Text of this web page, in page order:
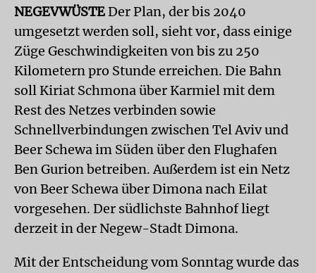
NEGEVWÜSTEDer Plan, der bis 2040
umgesetzt werden soll, sieht vor, dass einige
Züge Geschwindigkeiten von bis zu 250
Kilometern pro Stunde erreichen. Die Bahn
soll Kiriat Schmona über Karmiel mit dem
Rest des Netzes verbinden sowie
Schnellverbindungen zwischen Tel Aviv und
Beer Schewa im Süden über den Flughafen
Ben Gurion betreiben. Außerdem ist ein Netz
von Beer Schewa über Dimona nach Eilat
vorgesehen. Der südlichste Bahnhof liegt
derzeit in der Negew-Stadt Dimona.
Mit der Entscheidung vom Sonntag wurde das